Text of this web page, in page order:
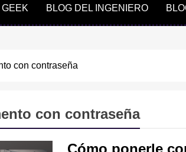
GEEK BLOG DEL INGENIERO
con contraseña
con contraseña
Cómo ponerle